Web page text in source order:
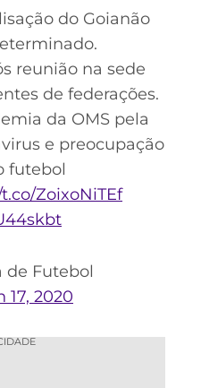
do Goianão
reunião na sede
de federações.
da OMS pela
e preocupação
futebol
ZoixoNiTEf
de Futebol
17, 2020